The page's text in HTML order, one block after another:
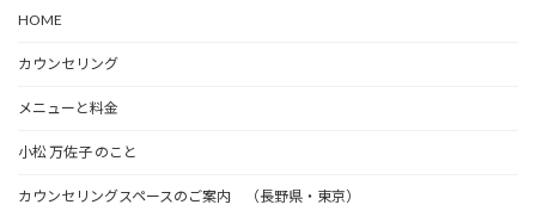
カ
ブ
HOME
カウンセリング
メニューと料金
小松 万佐子 のこと
カウンセリングスペースのご案内 （長野県・東京）